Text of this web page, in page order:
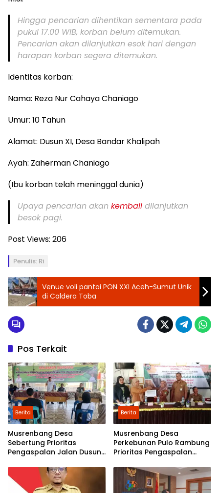
Hingga pencarian dihentikan sementara pada
pukul 17.00 WIB, korban belum ditemukan.
Pencarian akan dilanjutkan esok hari dengan
harapan korban segera ditemukan.
Identitas korban:
Nama: Reza Nur Cahaya Chaniago
Umur: 10 Tahun
Alamat: Dusun XI, Desa Bandar Khalipah
Ayah: Zaherman Chaniago
(Ibu korban telah meninggal dunia)
Upaya pencarian akan kembali dilanjutkan
besok pagi.
Post Views: 206
Penulis: Ri
Venue voli pantai PON XXI Aceh-Sumut Unik
di Caldera Toba
Pos Terkait
Berita
Musrenbang Desa
Sebertung Prioritas
Pengaspalan Jalan Dusun
Berita
Musrenbang Desa
Perkebunan Pulo Rambung
Prioritas Pengaspalan
Dusun Pondok Boyan